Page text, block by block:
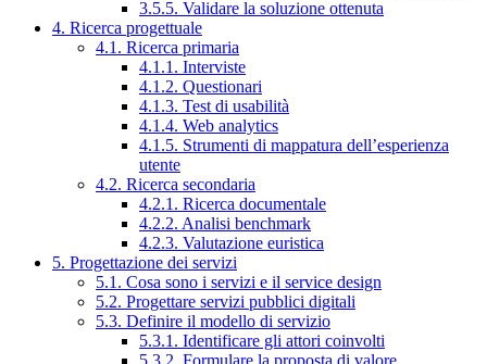
3.5.5. Validare la soluzione ottenuta
4. Ricerca progettuale
4.1. Ricerca primaria
4.1.1. Interviste
4.1.2. Questionari
4.1.3. Test di usabilità
4.1.4. Web analytics
4.1.5. Strumenti di mappatura dell’esperienza
utente
4.2. Ricerca secondaria
4.2.1. Ricerca documentale
4.2.2. Analisi benchmark
4.2.3. Valutazione euristica
5. Progettazione dei servizi
5.1. Cosa sono i servizi e il service design
5.2. Progettare servizi pubblici digitali
5.3. Definire il modello di servizio
5.3.1. Identificare gli attori coinvolti
5.3.2. Formulare la proposta di valore